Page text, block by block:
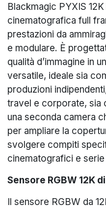
Blackmagic PYXIS
cinematografica full
prestazioni da
e modulare. È
qualità d’immagine in
versatile, ideale sia
produzioni
travel e corporate, sia
una seconda camera
per ampliare la
svolgere compiti
cinematografici e
Sensore RGBW 12K
Il sensore RGBW da